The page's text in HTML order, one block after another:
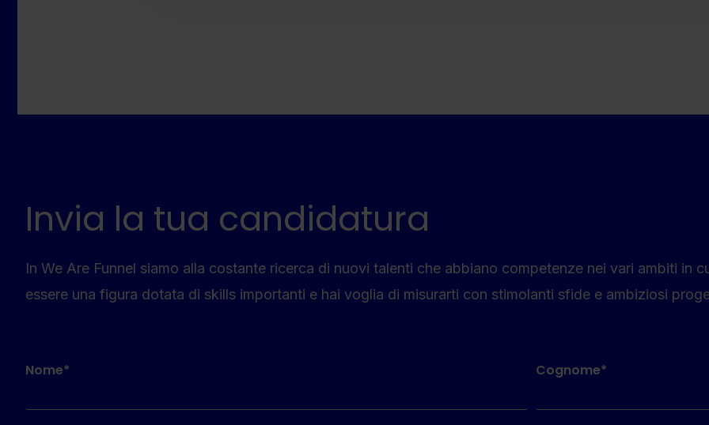
Invia la tua candidatura
In We Are Funnel siamo alla costante ricerca di nuovi talenti che abbiano competenze nei vari ambiti in
essere una figura dotata di skills importanti e hai voglia di misurarti con stimolanti sfide e ambiziosi
Nome* Cognome*